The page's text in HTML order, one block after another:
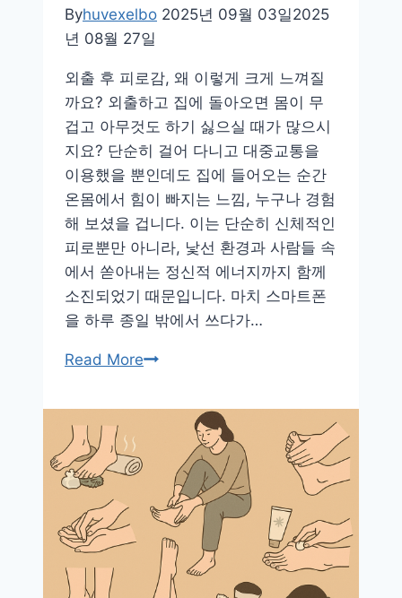
발
냉
을
이
기
는
생
활
꿀
팁
Byhuvexelbo 2025년 09월 03일2025
년 08월 27일
외출 후 피로감, 왜 이렇게 크게 느껴질
까요? 외출하고 집에 돌아오면 몸이 무
겁고 아무것도 하기 싫으실 때가 많으시
지요? 단순히 걸어 다니고 대중교통을
이용했을 뿐인데도 집에 들어오는 순간
온몸에서 힘이 빠지는 느낌, 누구나 경험
해 보셨을 겁니다. 이는 단순히 신체적인
피로뿐만 아니라, 낯선 환경과 사람들 속
에서 쏟아내는 정신적 에너지까지 함께
소진되었기 때문입니다. 마치 스마트폰
을 하루 종일 밖에서 쓰다가…
Read More외
후
과